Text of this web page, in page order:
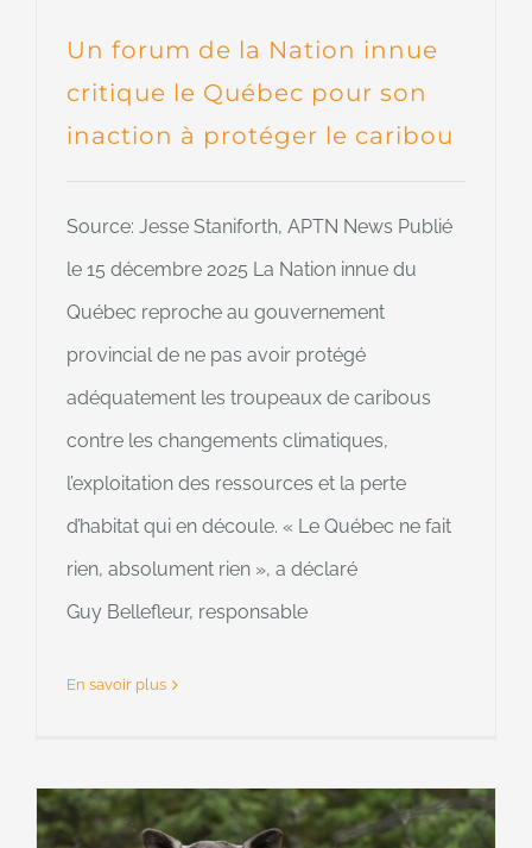
Un forum de la Nation innue
critique le Québec pour son
inaction à protéger le caribou
Source: Jesse Staniforth, APTN News Publié
le 15 décembre 2025 La Nation innue du
Québec reproche au gouvernement
provincial de ne pas avoir protégé
adéquatement les troupeaux de caribous
contre les changements climatiques,
l’exploitation des ressources et la perte
d’habitat qui en découle. « Le Québec ne fait
rien, absolument rien », a déclaré
Guy Bellefleur, responsable
En savoir plus